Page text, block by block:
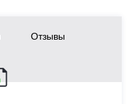
Отзывы